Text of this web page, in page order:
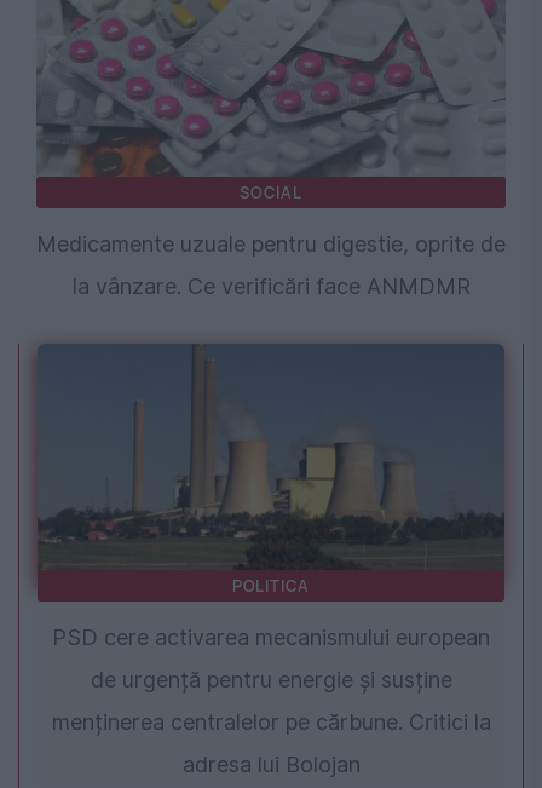
SOCIAL
Medicamente uzuale pentru digestie, oprite de
la vânzare. Ce verificări face ANMDMR
POLITICA
PSD cere activarea mecanismului european
de urgență pentru energie și susține
menținerea centralelor pe cărbune. Critici la
adresa lui Bolojan